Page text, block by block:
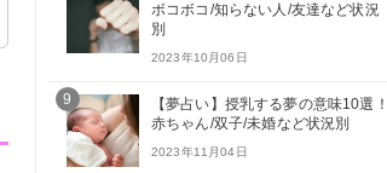
ボコボコ/知らない人/友達など状況
別
2023年10月06日
9
【夢占い】授乳する夢の意味10選！
赤ちゃん/双子/未婚など状況別
2023年11月04日